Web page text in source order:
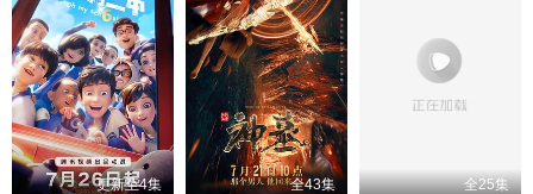
更新至4集 全43集 全25集